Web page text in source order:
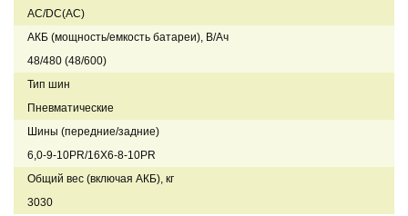
AC/DC(AC)
АКБ (мощность/емкость батареи), В/Ач
48/480 (48/600)
Тип шин
Пневматические
Шины (передние/задние)
6,0-9-10PR/16X6-8-10PR
Общий вес (включая АКБ), кг
3030